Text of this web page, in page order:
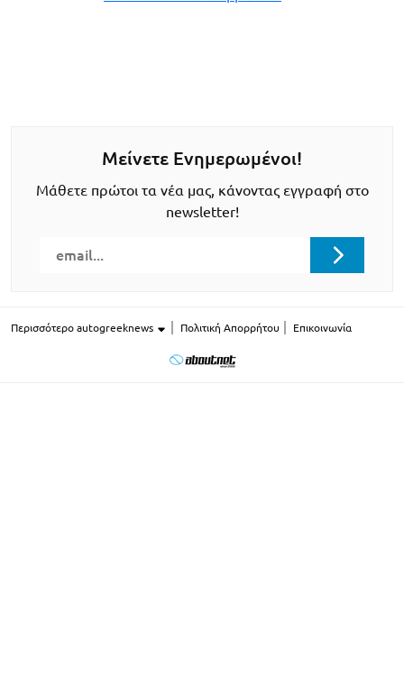
Μείνετε Ενημερωμένοι!
Μάθετε πρώτοι τα νέα μας, κάνοντας εγγραφή στο
newsletter!
Περισσότερο autogreeknews Πολιτική Απορρήτου Επικοινωνία